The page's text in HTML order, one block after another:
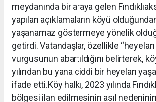
meydanında bir araya gelen
yapılan açıklamaların köyü
yaşanamaz göstermeye yönelik
getirdi. Vatandaşlar, özellikle “heyelan
vurgusunun abartıldığını belirterek,
yılından bu yana ciddi bir heyelan
ifade etti.Köy halkı, 2023 yılında
bölgesi ilan edilmesinin asıl